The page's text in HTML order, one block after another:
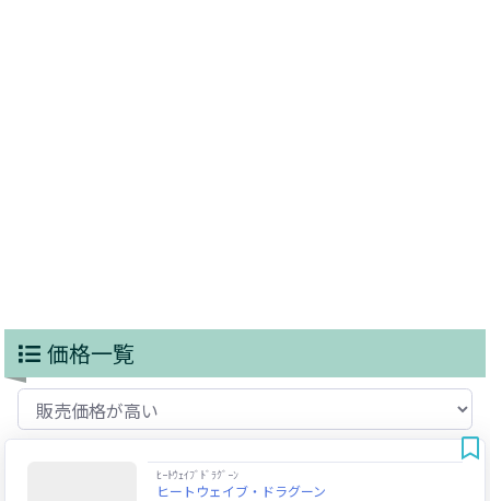
価格一覧
ﾋｰﾄｳｪｲﾌﾞﾄﾞﾗｸﾞｰﾝ
ヒートウェイブ・ドラグーン